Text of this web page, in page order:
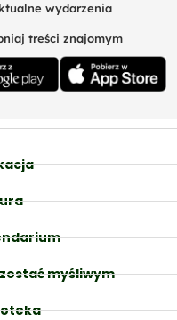
wydarzenia
treści znajomym
myśliwym